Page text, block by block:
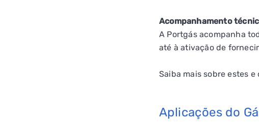
Acompanhamento
A Portgás acompanha
até à ativação de
Saiba mais sobre estes
Aplicações do